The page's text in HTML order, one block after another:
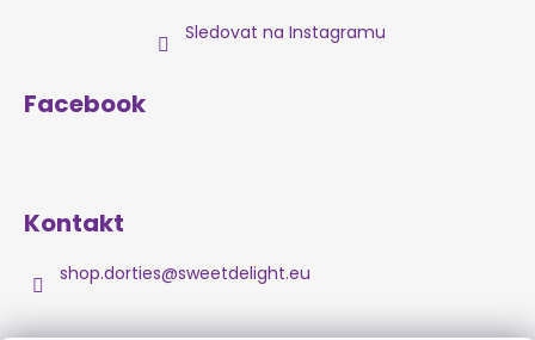
Sledovat na Instagramu
Facebook
Kontakt
shop.dorties@sweetdelight.eu